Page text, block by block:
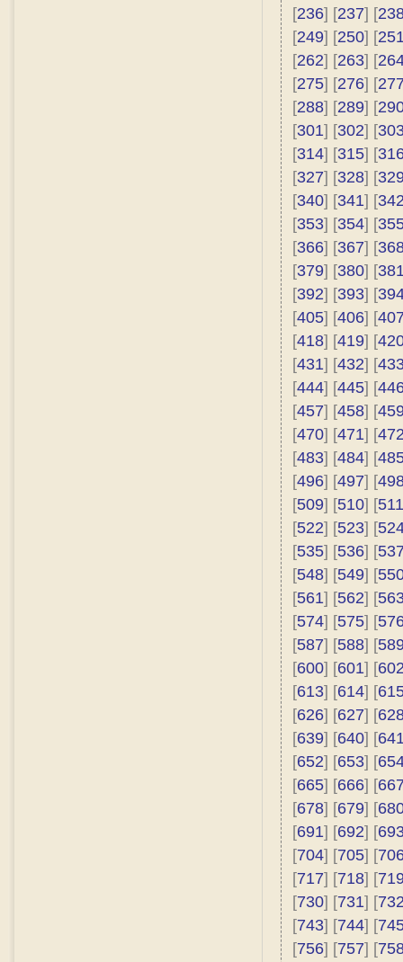
[236] [237] [
[249] [250] [
[262] [263] [
[275] [276] [
[288] [289] [
[301] [302] [
[314] [315] [
[327] [328] [
[340] [341] [
[353] [354] [
[366] [367] [
[379] [380] [
[392] [393] [
[405] [406] [
[418] [419] [
[431] [432] [
[444] [445] [
[457] [458] [
[470] [471] [
[483] [484] [
[496] [497] [
[509] [510] [511
[522] [523] [
[535] [536] [
[548] [549] [
[561] [562] [
[574] [575] [
[587] [588] [
[600] [601] [
[613] [614] [
[626] [627] [
[639] [640] [
[652] [653] [
[665] [666] [
[678] [679] [
[691] [692] [
[704] [705] [
[717] [718] [
[730] [731] [
[743] [744] [
[756] [757] [